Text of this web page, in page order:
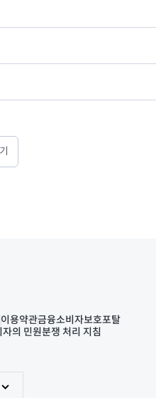
이용약관금융소비자보호포탈
자의 민원분쟁 처리 지침